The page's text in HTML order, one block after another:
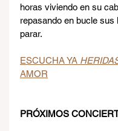
horas viviendo en su
repasando en bucle sus
parar.
ESCUCHA YA
AMOR
PRÓXIMOS